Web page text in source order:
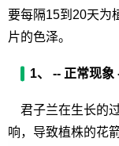
要每隔15到20天为
片的色泽。
1、 -- 正常现象
君子兰在生长的
响，导致植株的花